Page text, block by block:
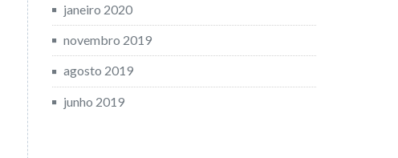
janeiro 2020
novembro 2019
agosto 2019
junho 2019